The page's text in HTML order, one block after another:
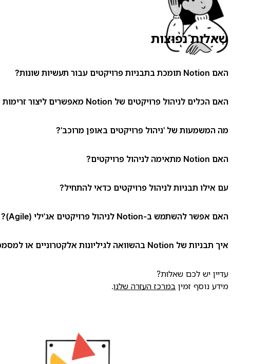
שאלות נפוצות
האם Notion תומכת בתבניות פרויקטים עבור תעשיות שונות?
האם הכלים לניהול פרויקטים של Notion מאפשרים ליצור זרימות עבודה מותאמות אישית?
מה המשמעות של 'ניהול פרויקטים באופן מרוכב'?
האם Notion מתאימה לניהול פרויקטים?
עם אילו תבניות לניהול פרויקטים כדאי להתחיל?
האם אפשר להשתמש ב-Notion לניהול פרויקטים אג'ילי (Agile)?
איך תבניות של Notion בהשוואה לגיליונות אלקטרוניים או למסמכים?
עדיין יש לכם שאלות?
מידע נוסף זמין במרכז העזרה שלנו.